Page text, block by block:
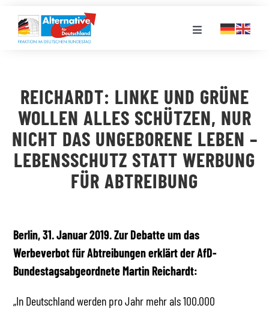
Inhalt
springen
Toggle
LANDESGRUPPEN
VERANSTALTUNGEN
STELLENPORTAL
MEDIATHEK
REICHARDT: LINKE UND GRÜNE
WOLLEN ALLES SCHÜTZEN, NUR
NICHT DAS UNGEBORENE LEBEN –
LEBENSSCHUTZ STATT WERBUNG
FÜR ABTREIBUNG
Berlin, 31. Januar 2019. Zur Debatte um das
Werbeverbot für Abtreibungen erklärt der AfD-
Bundestagsabgeordnete Martin Reichardt:
„In Deutschland werden pro Jahr mehr als 100.000